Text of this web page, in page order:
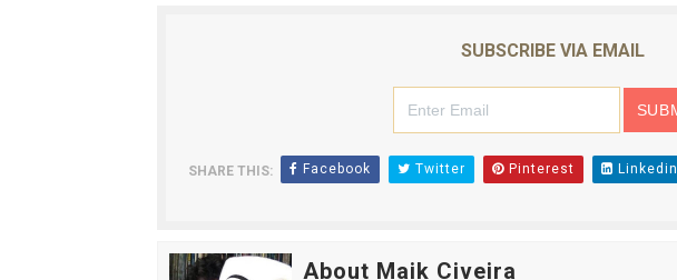
SUBSCRIBE VIA EMAIL
SHARE THIS: Facebook Twitter Pinterest Linkedin
About Maik Civeira